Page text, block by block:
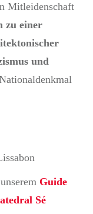
Mitleidenschaft
zu einer
und
Guide
Sé